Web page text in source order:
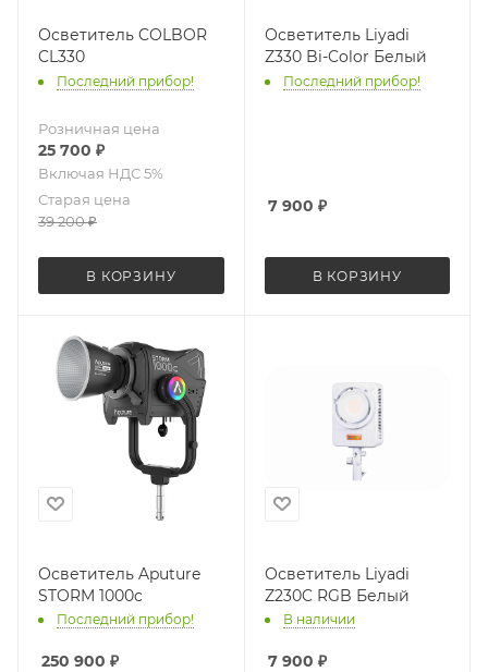
Осветитель COLBOR
CL330
Последний прибор!
Розничная цена
25 700 ₽
Старая цена
39 200₽
В КОРЗИНУ
Осветитель Liyadi
Z330 Bi-Color Белый
Последний прибор!
7 900 ₽
В КОРЗИНУ
Осветитель Aputure
STORM 1000c
Последний прибор!
250 900 ₽
Осветитель Liyadi
Z230C RGB Белый
В наличии
7 900 ₽